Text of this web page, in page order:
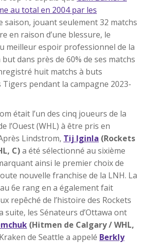
au total en 2004 par les
saison, jouant seulement 32 matchs
en raison d’une blessure, le
meilleur espoir professionnel de la
dans près de 60% de ses matchs
huit matchs à buts
Tigers pendant la campagne 2023-
était l’un des cinq joueurs de la
l’Ouest (WHL) à être pris en
Lindstrom, Tij Iginla (Rockets
C)a été sélectionné au sixième
ainsi le premier choix de
nouvelle franchise de la LNH. La
6e rang en a également fait
repêché de l’histoire des Rockets
suite, les Sénateurs d’Ottawa ont
(Hitmen de Calgary / WHL,
de Seattle a appelé Berkly